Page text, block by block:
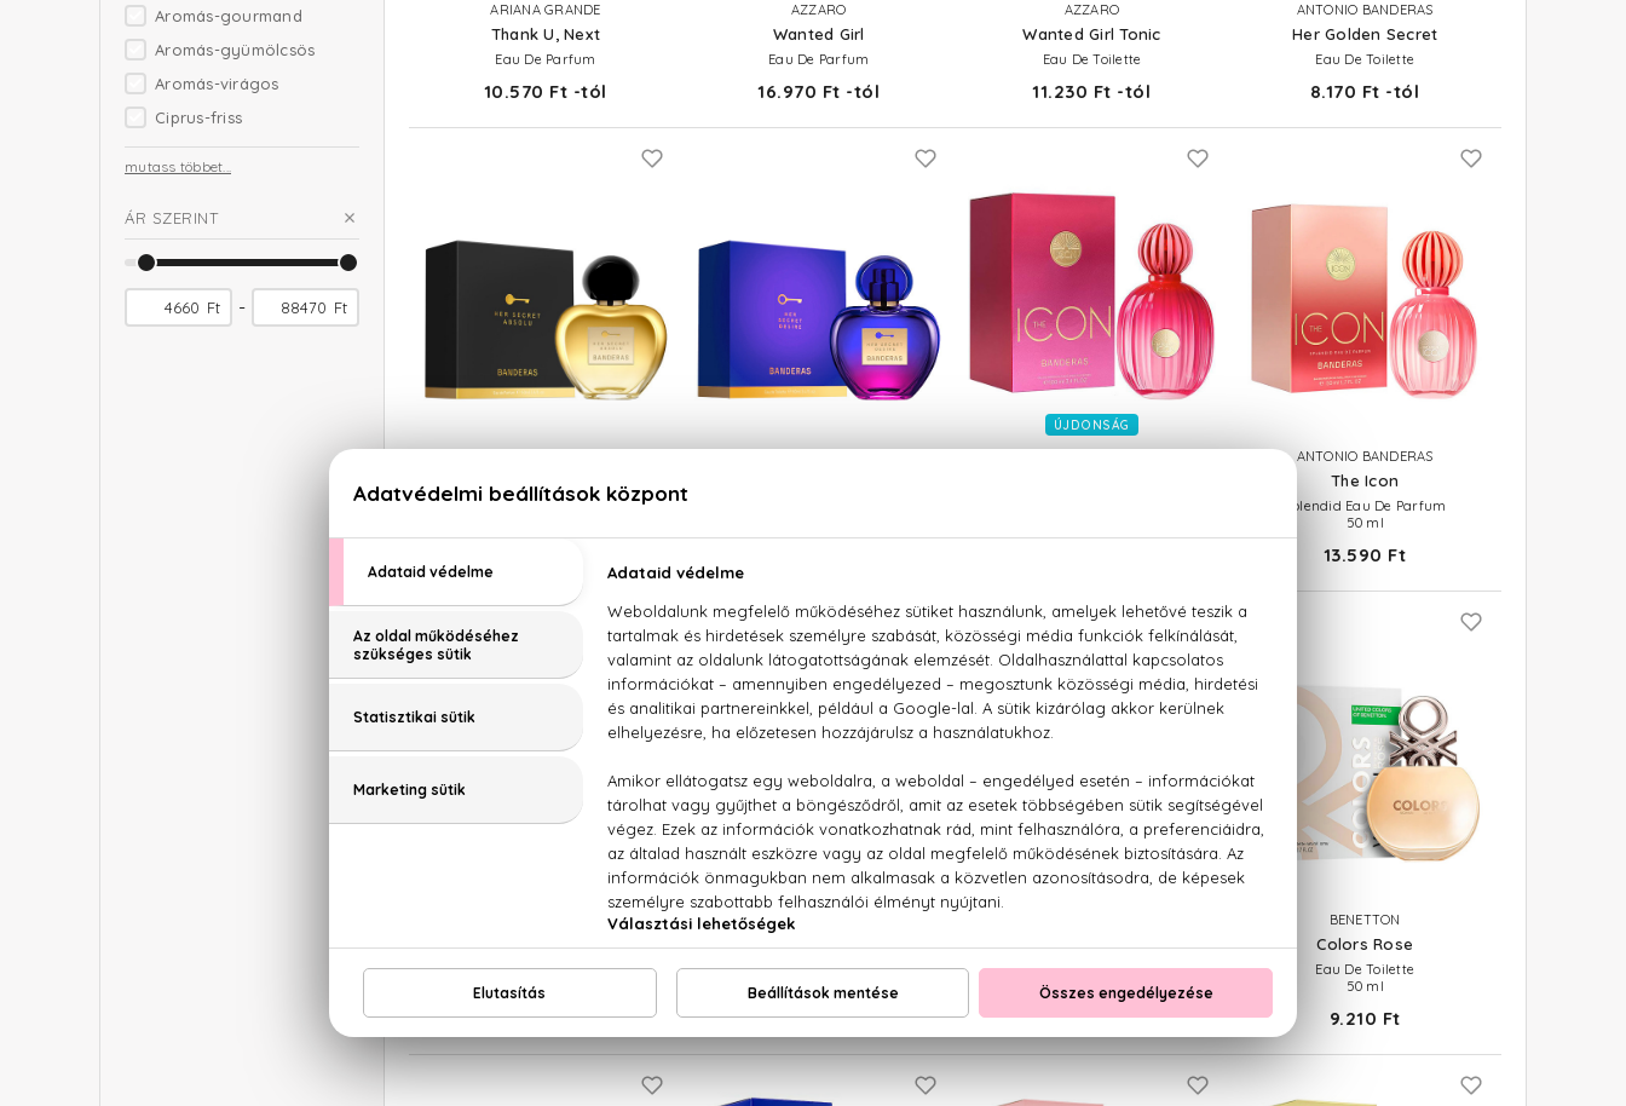
Aromás-gourmand
Aromás-gyümölcsös
Aromás-virágos
Ciprus-friss
mutass többet...
ÁR SZERINT
Ft - Ft
ARIANA GRANDE
Thank U, Next
Eau De Parfum
10.570 Ft -tól
AZZARO
Wanted Girl
Eau De Parfum
16.970 Ft -tól
AZZARO
Wanted Girl Tonic
Eau De Toilette
11.230 Ft -tól
ANTONIO BANDERAS
Her Golden Secret
Eau De Toilette
8.170 Ft -tól
Eau De Parfum
9.020 Ft -tól
ÚJDONSÁG
10.500 Ft -tól
ANTONIO BANDERAS
The Icon
Splendid Eau De Parfum
50 ml
13.590 Ft
Colors Blue
Eau De Toilette
6.480 Ft -tól
BENETTON
Colors Pink
Eau De Toilette
6.660 Ft -tól
Colors Purple
Eau De Toilette
6.530 Ft -tól
BENETTON
Colors Rose
Eau De Toilette
50 ml
9.210 Ft